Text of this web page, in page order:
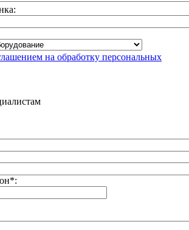
на обработку персональных